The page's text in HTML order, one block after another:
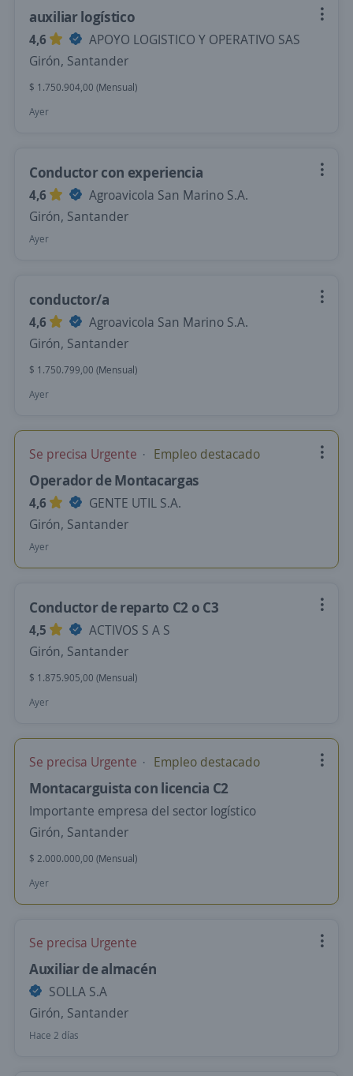
auxiliar logístico
4,6
APOYO LOGISTICO Y OPERATIVO SAS
Girón, Santander
$ 1.750.904,00 (Mensual)
Ayer
Conductor con experiencia
4,6
Agroavicola San Marino S.A.
Girón, Santander
Ayer
conductor/a
4,6
Agroavicola San Marino S.A.
Girón, Santander
$ 1.750.799,00 (Mensual)
Ayer
Se precisa Urgente Empleo destacado
Operador de Montacargas
4,6
GENTE UTIL S.A.
Girón, Santander
Ayer
Conductor de reparto C2 o C3
4,5
ACTIVOS S A S
Girón, Santander
$ 1.875.905,00 (Mensual)
Ayer
Se precisa Urgente Empleo destacado
Montacarguista con licencia C2
Importante empresa del sector logístico
Girón, Santander
$ 2.000.000,00 (Mensual)
Ayer
Se precisa Urgente
Auxiliar de almacén
SOLLA S.A
Girón, Santander
Hace 2 días